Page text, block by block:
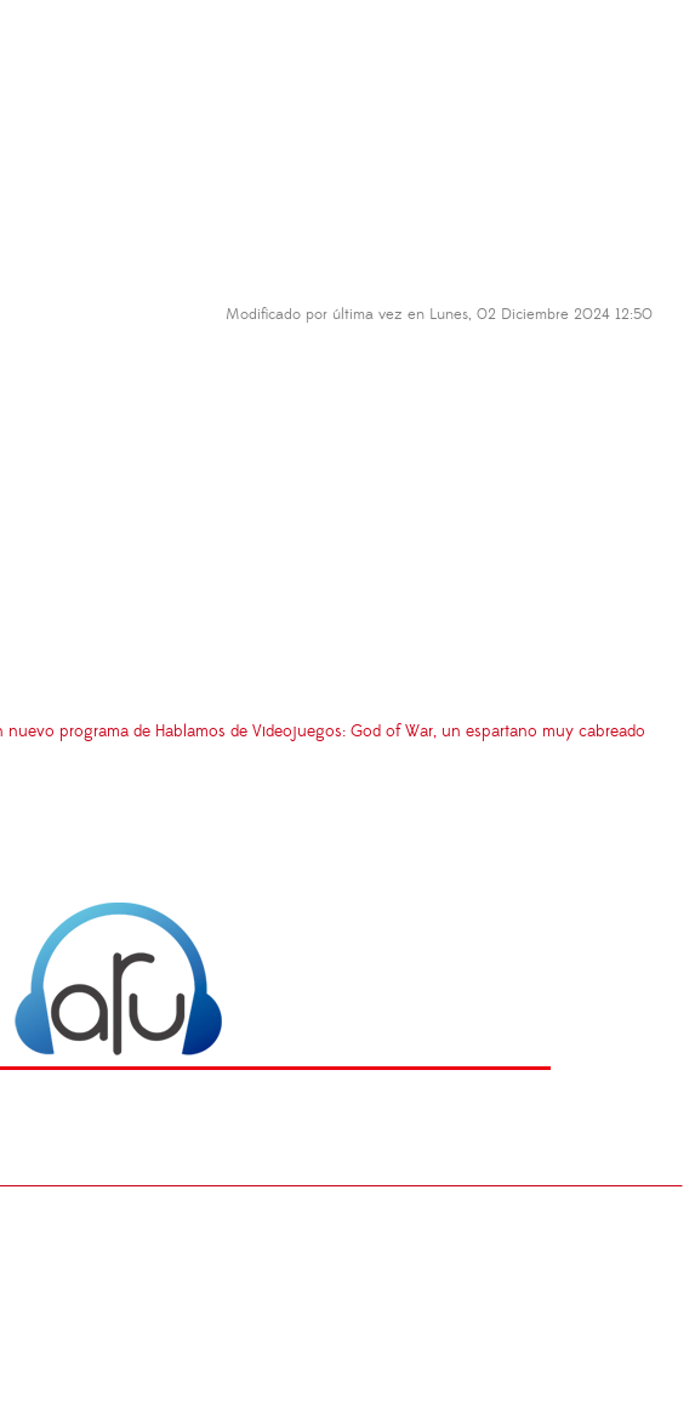
Modificado por última vez en Lunes, 02 Diciembre 2024 12:50
nuevo programa de Hablamos de Videojuegos: God of War, un espartano muy cabreado